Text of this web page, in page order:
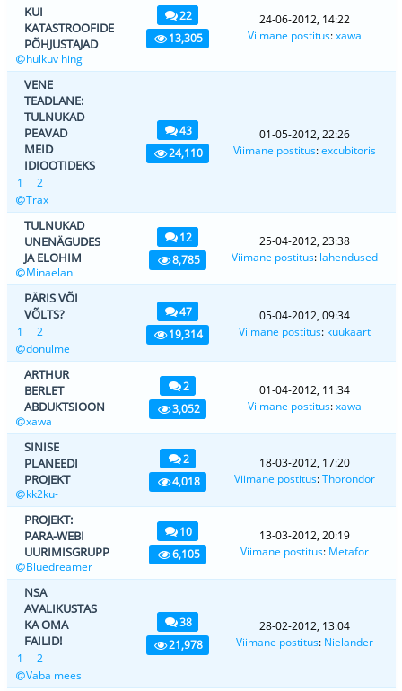
KUI
KATASTROOFIDE
PÕHJUSTAJAD
hulkuv hing
22
13,305
24-06-2012, 14:22
Viimane postitus:xawa
VENE
TEADLANE:
TULNUKAD
PEAVAD
MEID
IDIOOTIDEKS
1
2
Trax
43
24,110
01-05-2012, 22:26
Viimane postitus:excubitoris
TULNUKAD
UNENÄGUDES
JA ELOHIM
Minaelan
12
8,785
25-04-2012, 23:38
Viimane postitus: lahendused
PÄRIS VÕI
VÕLTS?
1
2
donulme
47
19,314
05-04-2012, 09:34
Viimane postitus: kuukaart
ARTHUR
BERLET
ABDUKTSIOON
xawa
2
3,052
01-04-2012, 11:34
Viimane postitus:xawa
SINISE
PLANEEDI
PROJEKT
kk2ku-
2
4,018
18-03-2012, 17:20
Viimane postitus:Thorondor
PROJEKT:
PARA-WEBI
UURIMISGRUPP
Bluedreamer
10
6,105
13-03-2012, 20:19
Viimane postitus: Metafor
NSA
AVALIKUSTAS
KA OMA
FAILID!
1
2
Vaba mees
38
21,978
28-02-2012, 13:04
Viimane postitus: Nielander